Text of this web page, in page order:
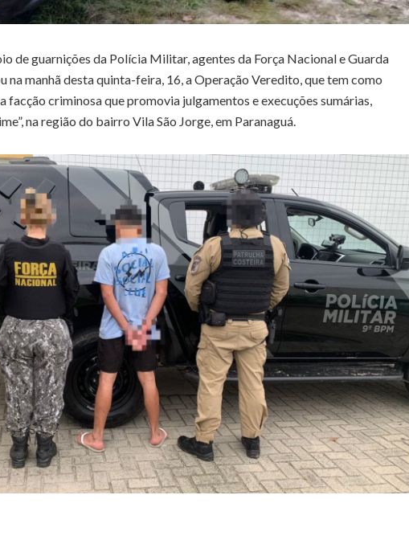
de guarnições da Polícia Militar, agentes da Força Nacional e Guarda
na manhã desta quinta-feira, 16, a Operação Veredito, que tem como
criminosa que promovia julgamentos e execuções sumárias,
na região do bairro Vila São Jorge, em Paranaguá.